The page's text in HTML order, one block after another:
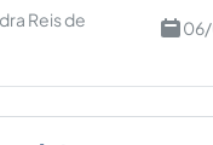
Reis de